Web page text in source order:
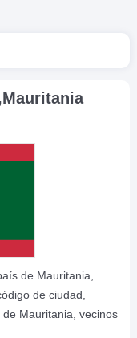
de Mauritania,
de ciudad,
Mauritania, vecinos